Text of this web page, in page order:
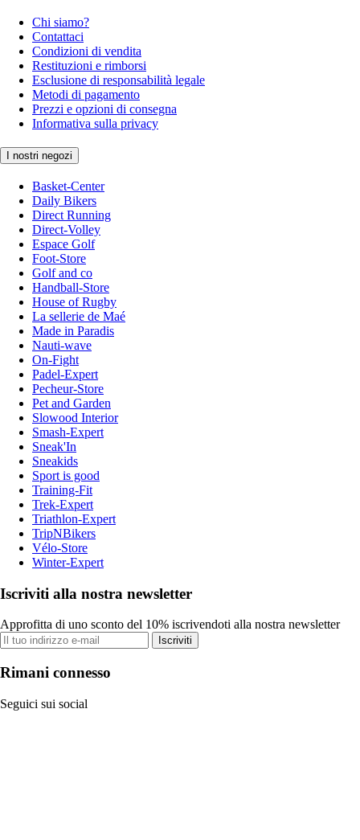
Chi siamo?
Contattaci
Condizioni di vendita
Restituzioni e rimborsi
Esclusione di responsabilità legale
Metodi di pagamento
Prezzi e opzioni di consegna
Informativa sulla privacy
I nostri negozi
Basket-Center
Daily Bikers
Direct Running
Direct-Volley
Espace Golf
Foot-Store
Golf and co
Handball-Store
House of Rugby
La sellerie de Maé
Made in Paradis
Nauti-wave
On-Fight
Padel-Expert
Pecheur-Store
Pet and Garden
Slowood Interior
Smash-Expert
Sneak'In
Sneakids
Sport is good
Training-Fit
Trek-Expert
Triathlon-Expert
TripNBikers
Vélo-Store
Winter-Expert
Iscriviti alla nostra newsletter
Approfitta di uno sconto del 10% iscrivendoti alla nostra newsletter
Iscriviti
Rimani connesso
Seguici sui social